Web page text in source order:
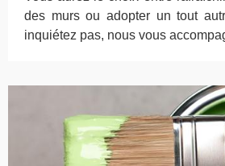
des murs ou adopter un tout
inquiétez pas, nous vous